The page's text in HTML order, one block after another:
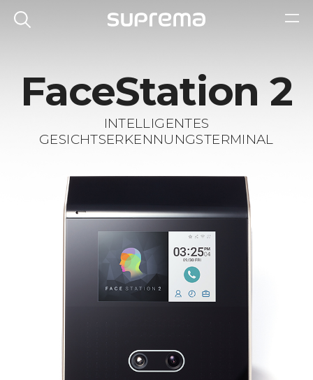
FaceStation 2
INTELLIGENTES
GESICHTSERKENNUNGSTERMINAL